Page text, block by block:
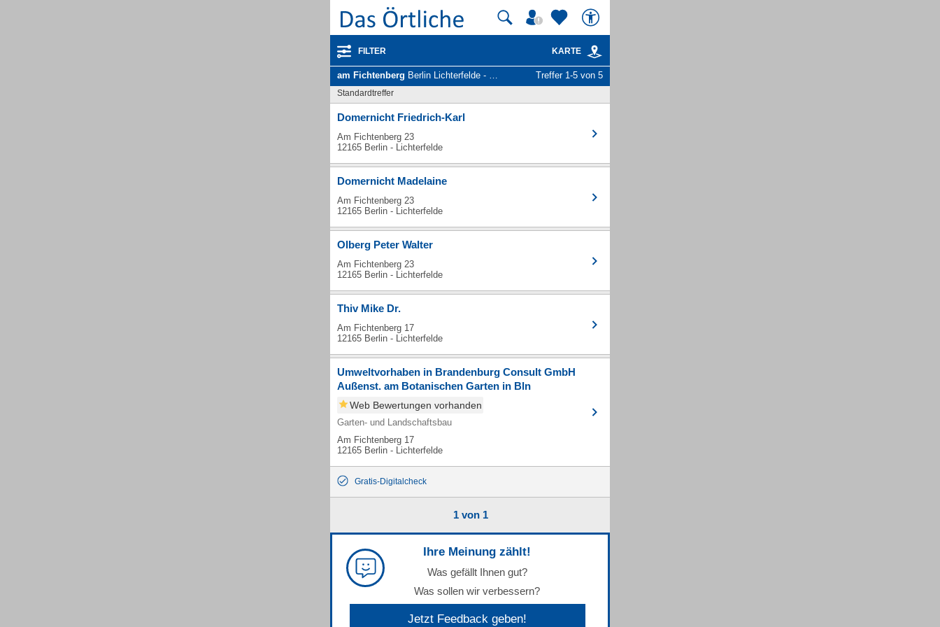
FILTER KARTE
am Fichtenberg Berlin Lichterfelde - Unternehmen und Personen Treffer 1-5 von 5
Standardtreffer
Domernicht Friedrich-Karl
Am Fichtenberg 23
12165 Berlin - Lichterfelde
Domernicht Madelaine
Am Fichtenberg 23
12165 Berlin - Lichterfelde
Olberg Peter Walter
Am Fichtenberg 23
12165 Berlin - Lichterfelde
Thiv Mike Dr.
Am Fichtenberg 17
12165 Berlin - Lichterfelde
Umweltvorhaben in Brandenburg Consult GmbH
Außenst. am Botanischen Garten in Bln
Web Bewertungen vorhanden
Garten- und Landschaftsbau
Am Fichtenberg 17
12165 Berlin - Lichterfelde
Gratis-Digitalcheck
1 von 1
Ihre Meinung zählt!
Was gefällt Ihnen gut?
Was sollen wir verbessern?
Jetzt Feedback geben!